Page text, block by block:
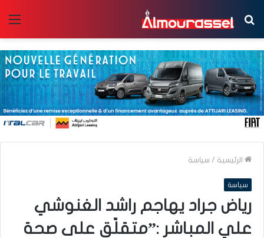
بحث
عن
الرئيسية / سياسة
سياسة
رياض جراد يهاجم راشد الغنوشي
علي المباشر :”متقلّق على صحة